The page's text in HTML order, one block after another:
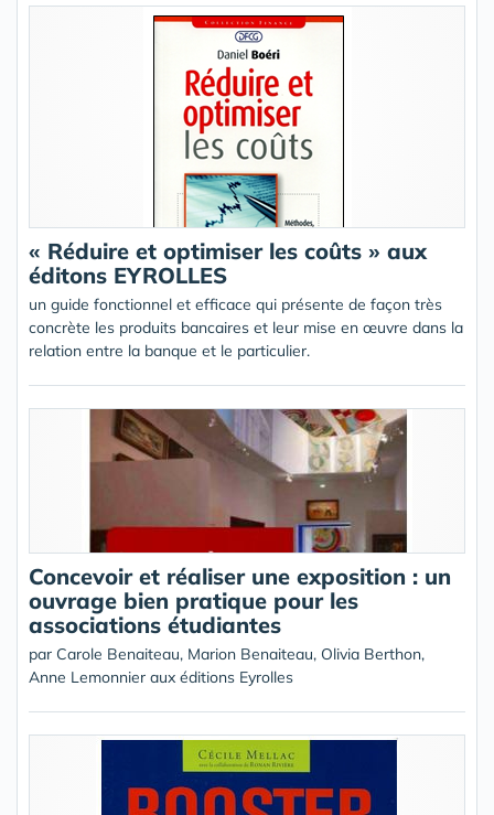
« Réduire et optimiser les coûts » aux
éditons EYROLLES
un guide fonctionnel et efficace qui présente de façon très
concrète les produits bancaires et leur mise en œuvre dans la
relation entre la banque et le particulier.
Concevoir et réaliser une exposition : un
ouvrage bien pratique pour les
associations étudiantes
par Carole Benaiteau, Marion Benaiteau, Olivia Berthon,
Anne Lemonnier aux éditions Eyrolles